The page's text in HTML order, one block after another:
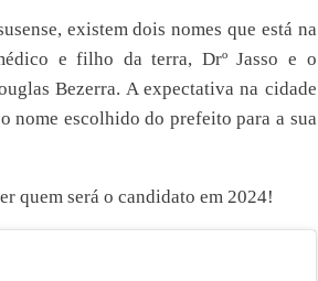
existem dois nomes que está na
e filho da terra, Drº Jasso e o
Bezerra. A expectativa na cidade
nome escolhido do prefeito para a sua
quem será o candidato em 2024!